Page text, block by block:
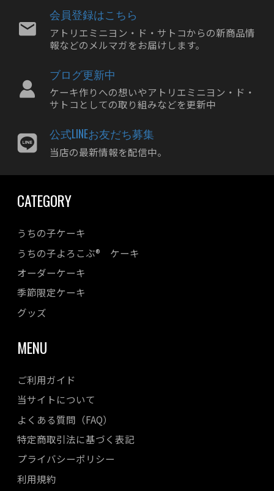
2024年06月
2024年05月
2024年04月
2024年02月
2024年01月
2023年11月
2023年10月
2023年09月
2023年08月
2023年06月
2023年05月
2023年04月
2023年03月
2023年02月
2022年12月
2022年10月
2022年08月
2022年07月
2022年06月
2022年05月
2022年04月
会員登録はこちら
アトリエミニヨン・ド・サトコからの新商品情
報などのメルマガをお届けします。
ブログ更新中
ケーキ作りへの想いやアトリエミニヨン・ド・
サトコとしての取り組みなどを更新中
公式LINEお友だち募集
当店の最新情報を配信中。
CATEGORY
うちの子ケーキ
うちの子よろこぶ® ケーキ
オーダーケーキ
季節限定ケーキ
グッズ
MENU
ご利用ガイド
当サイトについて
よくある質問（FAQ）
特定商取引法に基づく表記
プライバシーポリシー
利用規約